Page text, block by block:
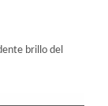
brillo del